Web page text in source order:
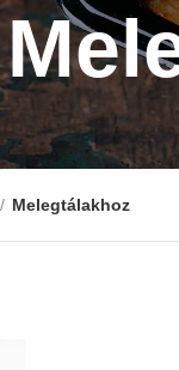
Melegtálakhoz